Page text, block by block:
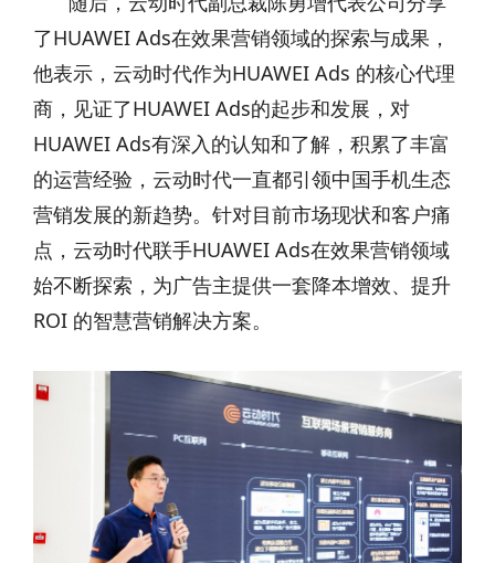
了HUAWEI Ads在效果营销领域的探索与成果，
他表示，云动时代作为HUAWEI Ads 的核心代理
商，见证了HUAWEI Ads的起步和发展，对
HUAWEI Ads有深入的认知和了解，积累了丰富
的运营经验，云动时代一直都引领中国手机生态
营销发展的新趋势。针对目前市场现状和客户痛
点，云动时代联手HUAWEI Ads在效果营销领域
始不断探索，为广告主提供一套降本增效、提升
ROI 的智慧营销解决方案。